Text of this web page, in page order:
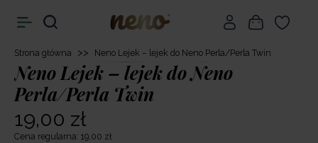
Strona główna >> Neno Lejek – lejek do Neno Perla/Perla Twin
Neno Lejek – lejek do Neno
Perla/Perla Twin
19,00 zł
Cena regularna: 19,00 zł